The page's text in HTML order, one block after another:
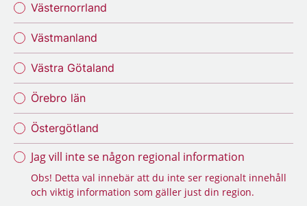
Västernorrland
Västmanland
Västra Götaland
Örebro län
Östergötland
Jag vill inte se någon regional information
Obs! Detta val innebär att du inte ser regionalt innehåll
och viktig information som gäller just din region.